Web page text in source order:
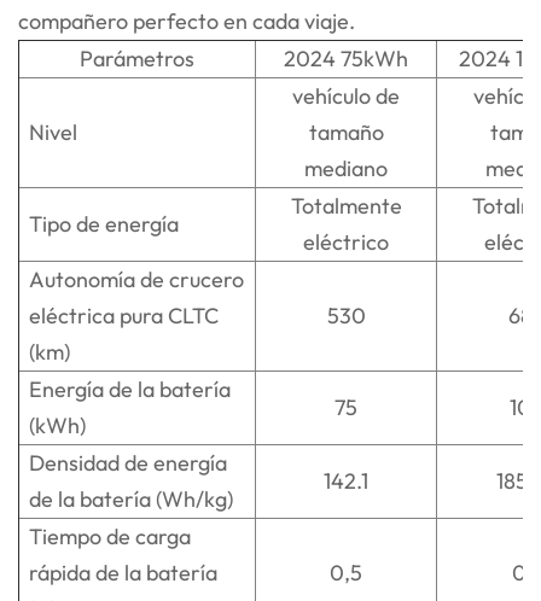
compañero perfecto en cada viaje.
Parámetros
2024 75kWh 2024
Nivel
vehículo de
tamaño
mediano
Tipo de energía
Totalmente
eléctrico
Autonomía de crucero
eléctrica pura CLTC
(km)
530
Energía de la batería
(kWh)
75
Densidad de energía
de la batería (Wh/kg)
142.1
Tiempo de carga
rápida de la batería
0,5